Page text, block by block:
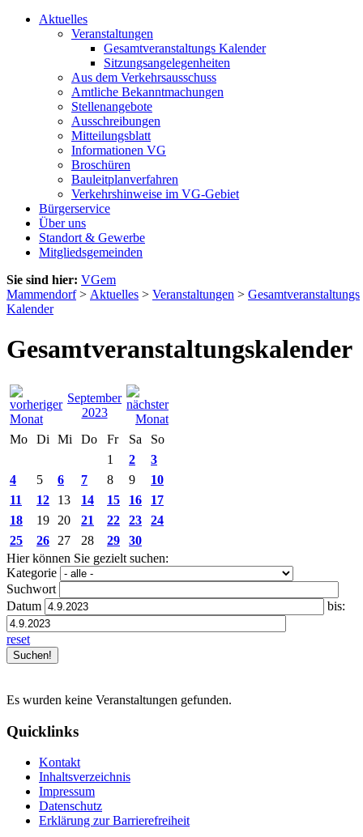
Aktuelles
Veranstaltungen
Gesamtveranstaltungs Kalender
Sitzungsangelegenheiten
Aus dem Verkehrsausschuss
Amtliche Bekanntmachungen
Stellenangebote
Ausschreibungen
Mitteilungsblatt
Informationen VG
Broschüren
Bauleitplanverfahren
Verkehrshinweise im VG-Gebiet
Bürgerservice
Über uns
Standort & Gewerbe
Mitgliedsgemeinden
Sie sind hier: VGem
Mammendorf> Aktuelles > Veranstaltungen > Gesamtveranstaltungs
Kalender
Gesamtveranstaltungskalender
September
2023
Mo
Di Mi Do Fr Sa
So
1
2
3
4
5 6 7 8 9
10
11
12 13 14 15 16
17
18
19 20 21 22 23
24
25
26 27 28 29
30
Hier können Sie gezielt suchen:
Kategorie
Suchwort
Datum
bis:
reset
Es wurden keine Veranstaltungen gefunden.
Quicklinks
Kontakt
Inhaltsverzeichnis
Impressum
Datenschutz
Erklärung zur Barrierefreiheit